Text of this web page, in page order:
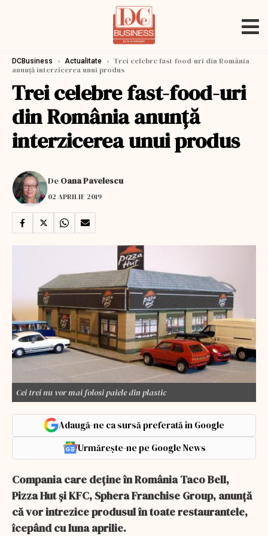
DCBusiness › Actualitate › Trei celebre fast-food-uri din România
anunță interzicerea unui produs
Trei celebre fast-food-uri
din România anunță
interzicerea unui produs
De Oana Pavelescu
02 APRILIE 2019
Cei trei nu vor mai folosi paiele din plastic
Adaugă-ne ca sursă preferată în Google
Urmărește-ne pe Google News
Compania care deține în România Taco Bell,
Pizza Hut și KFC, Sphera Franchise Group, anunță
că vor intrezice produsul în toate restaurantele,
îcepând cu luna aprilie.